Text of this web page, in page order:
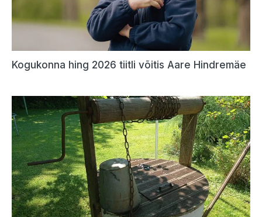
Kogukonna hing 2026 tiitli võitis Aare Hindremäe